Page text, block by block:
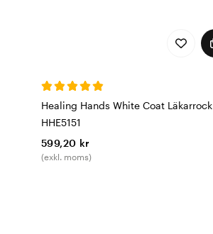
Healing Hands White Coat Läkarrock
HHE5151
599,20 kr
(exkl. moms)